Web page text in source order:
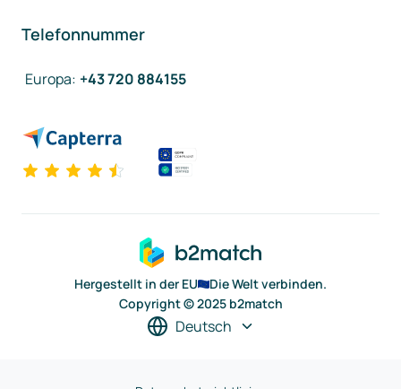
Telefonnummer
Europa: +43 720 884155
Hergestellt in der EU
Die Welt verbinden.
Copyright © 2025 b2match
Deutsch